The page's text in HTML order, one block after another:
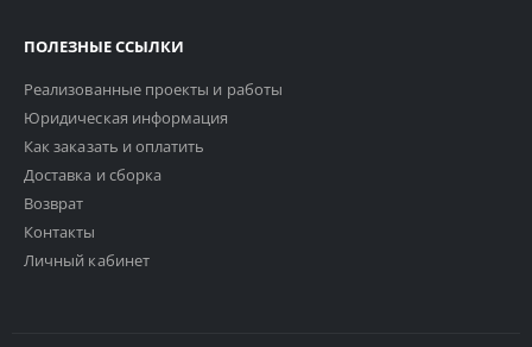
ПОЛЕЗНЫЕ ССЫЛКИ
Реализованные проекты и работы
Юридическая информация
Как заказать и оплатить
Доставка и сборка
Возврат
Контакты
Личный кабинет